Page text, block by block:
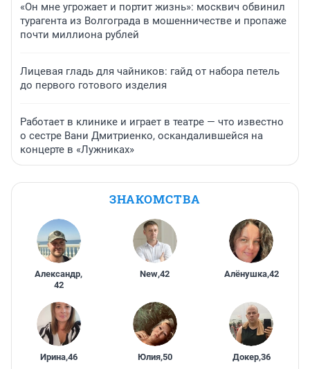
«Он мне угрожает и портит жизнь»: москвич обвинил
турагента из Волгограда в мошенничестве и пропаже
почти миллиона рублей
Лицевая гладь для чайников: гайд от набора петель
до первого готового изделия
Работает в клинике и играет в театре — что известно
о сестре Вани Дмитриенко, оскандалившейся на
концерте в «Лужниках»
ЗНАКОМСТВА
Александр,
42
New,42 Алёнушка,42
Ирина,46 Юлия,50 Докер,36